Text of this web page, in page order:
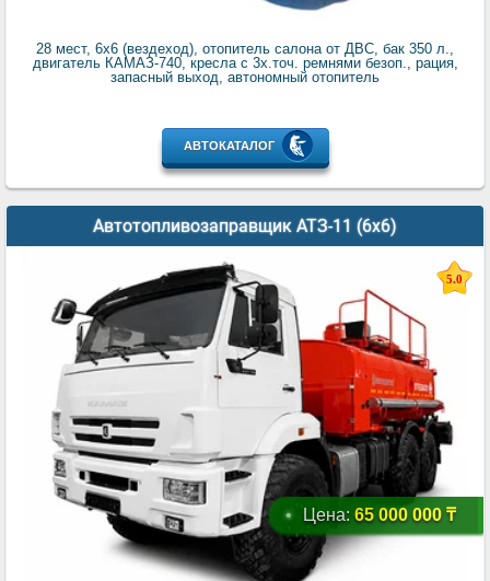
28 мест, 6х6 (вездеход), отопитель салона от ДВС, бак 350 л.,
двигатель КАМАЗ-740, кресла с 3х.точ. ремнями безоп., рация,
запасный выход, автономный отопитель
АВТОКАТАЛОГ
Автотопливозаправщик АТЗ-11 (6x6)
5.0
Цена: 65 000 000 ₸